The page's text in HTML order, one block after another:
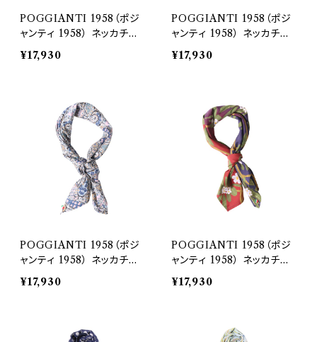
POGGIANTI 1958（ポジ
ャンティ 1958） ネッカチー
フ 33421
¥17,930
POGGIANTI 1958（ポジ
ャンティ 1958） ネッカチー
フ 33422
¥17,930
POGGIANTI 1958（ポジ
ャンティ 1958） ネッカチー
フ 33424
¥17,930
POGGIANTI 1958（ポジ
ャンティ 1958） ネッカチー
フ 33429
¥17,930